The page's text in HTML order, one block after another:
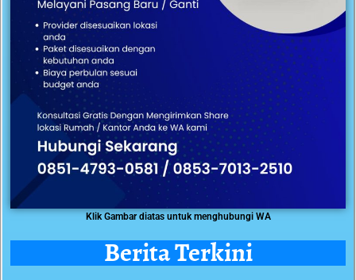
Klik Gambar diatas untuk menghubungi WA
Berita Terkini